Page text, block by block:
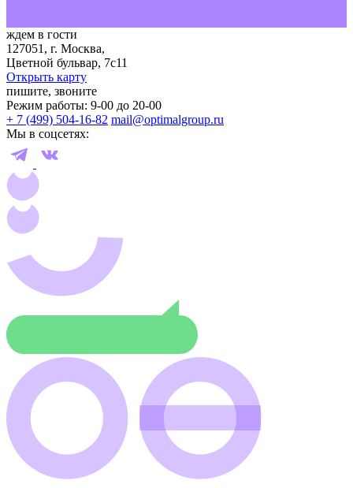
ждем в гости
127051, г. Москва,
Цветной бульвар, 7с11
Открыть карту
пишите, звоните
Режим работы: 9-00 до 20-00
+ 7 (499) 504-16-82 mail@optimalgroup.ru
Мы в соцсетях: